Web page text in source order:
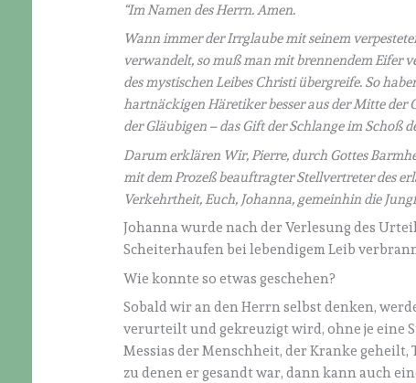
“Im Namen des Herrn. Amen.
Wann immer der Irrglaube mit seinem
verwandelt, so muß man mit brennendem Eifer
des mystischen Leibes Christi übergreife. So
hartnäckigen Häretiker besser aus der Mitte der
der Gläubigen – das Gift der Schlange im Schoß
Darum erklären Wir, Pierre, durch Gottes
mit dem Prozeß beauftragter Stellvertreter des
Verkehrtheit, Euch, Johanna, gemeinhin die
Johanna wurde nach der Verlesung des
Scheiterhaufen bei lebendigem Leib
Wie konnte so etwas geschehen?
Sobald wir an den Herrn selbst denken,
verurteilt und gekreuzigt wird, ohne je eine
Messias der Menschheit, der Kranke
zu denen er gesandt war, dann kann auch